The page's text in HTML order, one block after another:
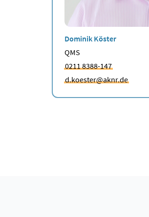
Dominik Köster
QMS
0211 8388-147
d.koester@aknr.de